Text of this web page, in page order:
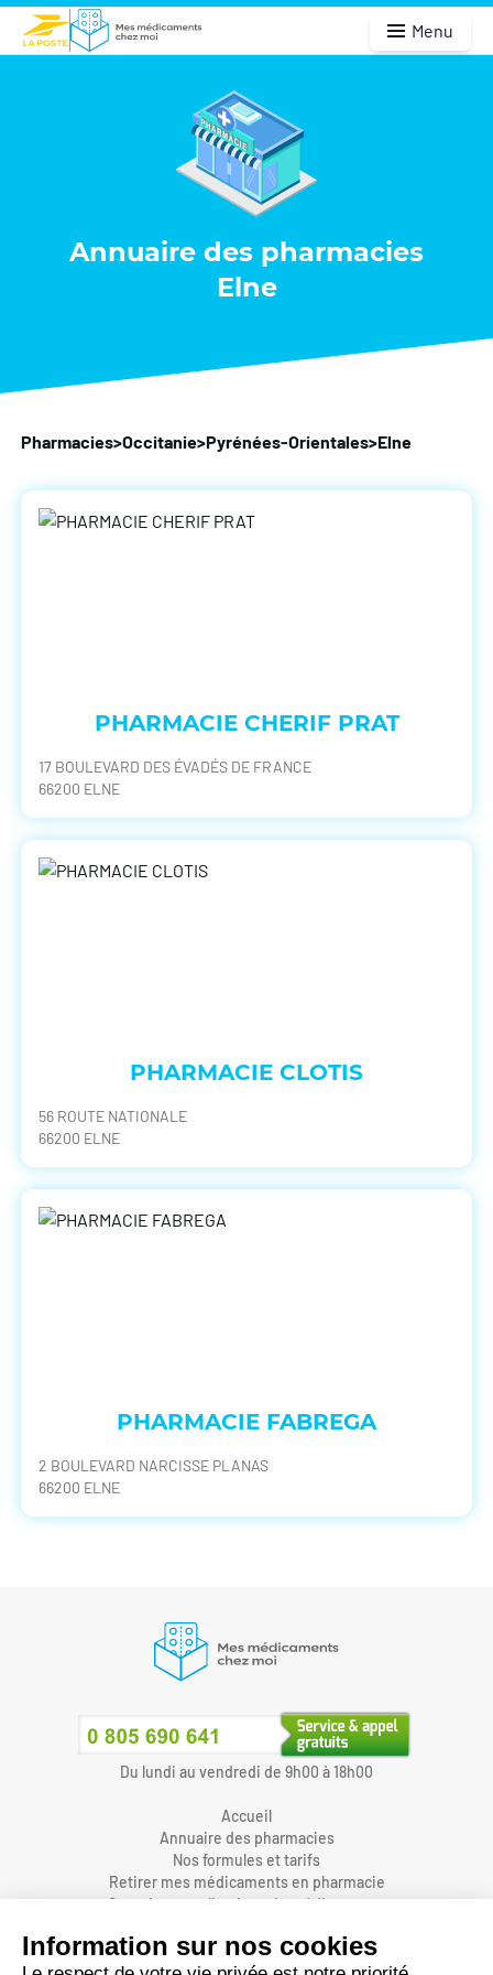
Menu
Annuaire des pharmacies
Elne
Pharmacies>Occitanie>Pyrénées-Orientales>Elne
PHARMACIE CHERIF PRAT
17 BOULEVARD DES ÉVADÉS DE FRANCE
66200 ELNE
PHARMACIE CLOTIS
56 ROUTE NATIONALE
66200 ELNE
PHARMACIE FABREGA
2 BOULEVARD NARCISSE PLANAS
66200 ELNE
Du lundi au vendredi de 9h00 à 18h00
Accueil
Annuaire des pharmacies
Nos formules et tarifs
Retirer mes médicaments en pharmacie
Organiser une livraison de médicaments
Accès pharmaciens
Accès aidants